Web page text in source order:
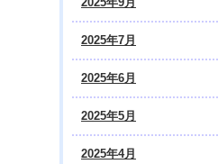
2025年7月
2025年6月
2025年5月
2025年4月